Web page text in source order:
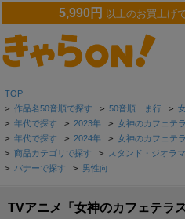
5,990円 以上のお買上げ
TOP
> 作品名50音順で探す > 50音順 ま行 >
> 年代で探す > 2023年 > 女神のカフェテ
> 年代で探す > 2024年 > 女神のカフェテ
> 商品カテゴリで探す > スタンド・ジオラマ
> バナーで探す > 男性向
TVアニメ「女神のカフェテラ